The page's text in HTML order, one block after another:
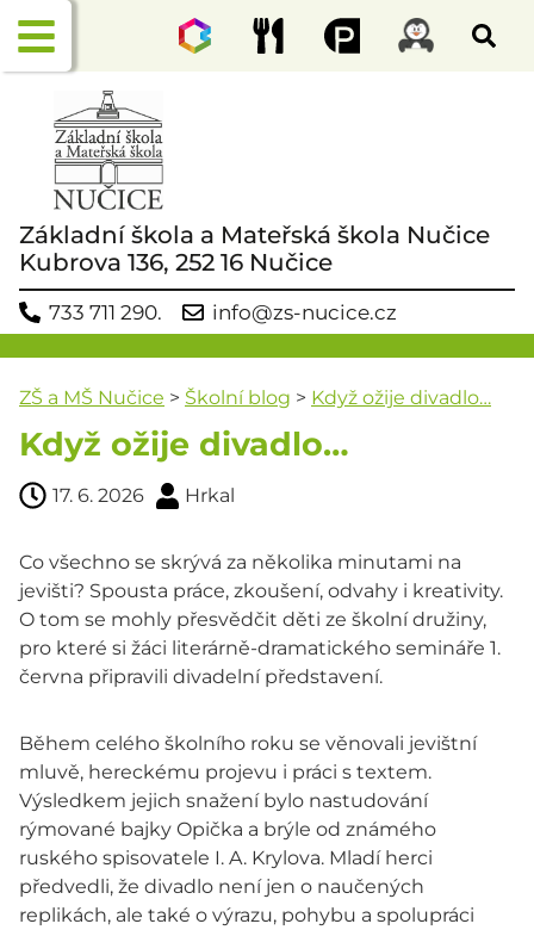
Základní škola a Mateřská škola Nučice
Kubrova 136, 252 16 Nučice
733 711 290. info@zs-nucice.cz
ZŠ a MŠ Nučice > Školní blog > Když ožije divadlo…
Když ožije divadlo…
17. 6. 2026 Hrkal
Co všechno se skrývá za několika minutami na
jevišti? Spousta práce, zkoušení, odvahy i kreativity.
O tom se mohly přesvědčit děti ze školní družiny,
pro které si žáci literárně-dramatického semináře 1.
června připravili divadelní představení.
Během celého školního roku se věnovali jevištní
mluvě, hereckému projevu i práci s textem.
Výsledkem jejich snažení bylo nastudování
rýmované bajky Opička a brýle od známého
ruského spisovatele I. A. Krylova. Mladí herci
předvedli, že divadlo není jen o naučených
replikách, ale také o výrazu, pohybu a spolupráci